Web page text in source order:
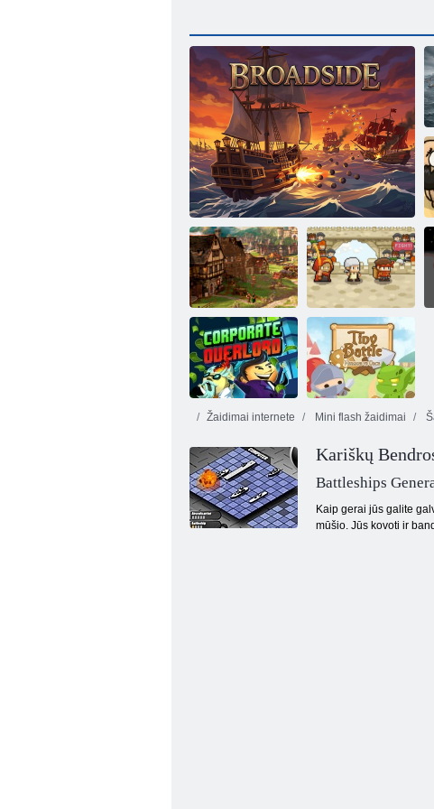
Platus kraštas
Forge apie
imperijas
Laimingas
desertas
Įmonių
viršininkas
Mažytė mūšis
Žaidimai internete Mini flash žaidimai
Kariškų
Battleships
Kaip gerai jūs galite
mūšio. Jūs kovoti ir